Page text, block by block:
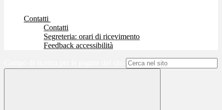
Contatti
Contatti
Segreteria: orari di ricevimento
Feedback accessibilità